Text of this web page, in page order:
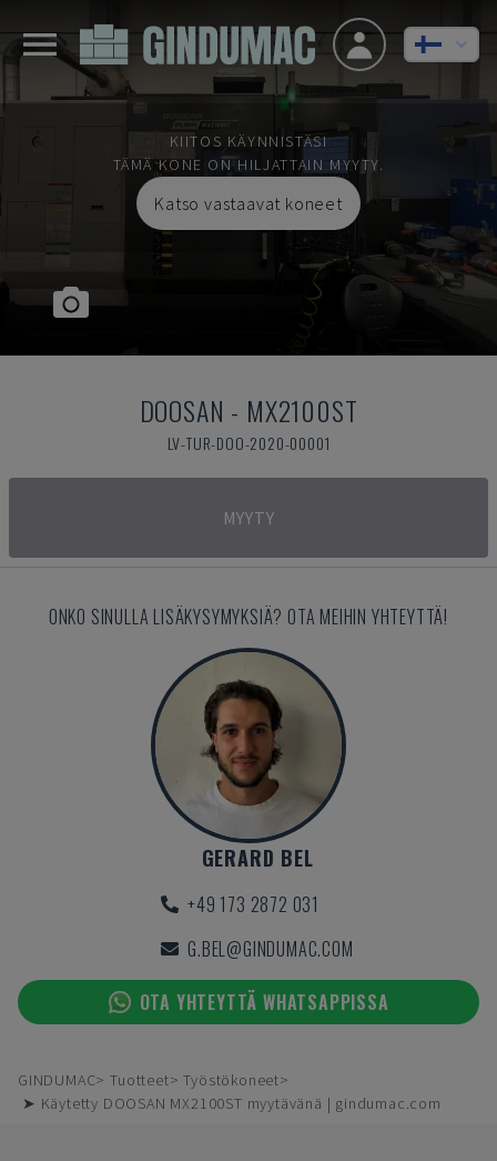
KIITOS KÄYNNISTÄSI
TÄMÄ KONE ON HILJATTAIN MYYTY.
Katso vastaavat koneet
DOOSAN - MX2100ST
LV-TUR-DOO-2020-00001
MYYTY
ONKO SINULLA LISÄKYSYMYKSIÄ? OTA MEIHIN YHTEYTTÄ!
GERARD BEL
+49 173 2872 031
G.BEL@GINDUMAC.COM
OTA YHTEYTTÄ WHATSAPPISSA
GINDUMAC Tuotteet
Työstökoneet
➤ Käytetty DOOSAN MX2100ST myytävänä | gindumac.com